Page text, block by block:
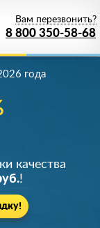
8 800 350-58-68
Вам перезвонить?
года
качества
!